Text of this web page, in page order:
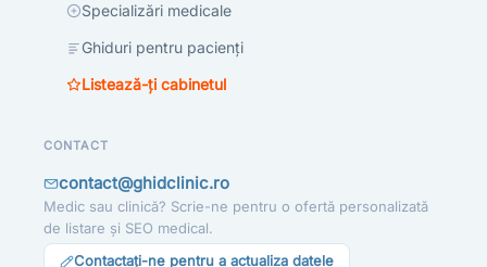
Specializări medicale
Ghiduri pentru pacienți
Listează-ți cabinetul
CONTACT
contact@ghidclinic.ro
Medic sau clinică? Scrie-ne pentru o ofertă personalizată
de listare și SEO medical.
Contactați-ne pentru a actualiza datele